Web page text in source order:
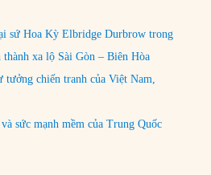
sứ Hoa Kỳ Elbridge Durbrow trong
xa lộ Sài Gòn – Biên Hòa
chiến tranh của Việt Nam,
sức mạnh mềm của Trung Quốc